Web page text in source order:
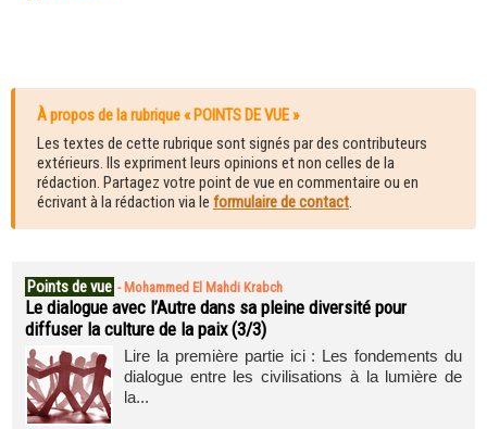
À propos de la rubrique « POINTS DE VUE »
Les textes de cette rubrique sont signés par des contributeurs
extérieurs. Ils expriment leurs opinions et non celles de la
rédaction. Partagez votre point de vue en commentaire ou en
écrivant à la rédaction via le formulaire de contact.
Points de vue - Mohammed El Mahdi Krabch
Le dialogue avec l’Autre dans sa pleine diversité pour
diffuser la culture de la paix (3/3)
Lire la première partie ici : Les fondements du
dialogue entre les civilisations à la lumière de
la...